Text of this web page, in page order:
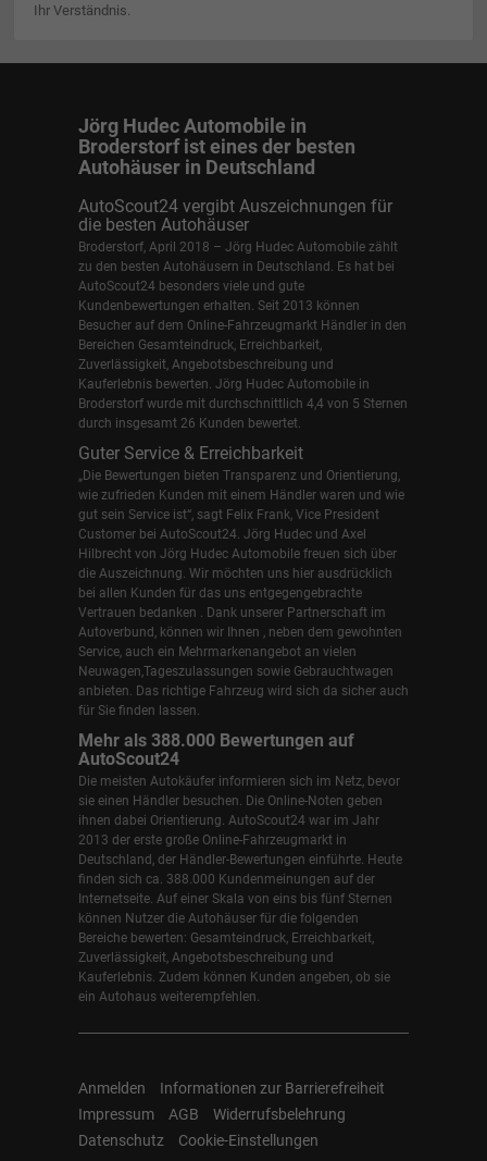
Ihr Verständnis.
Jörg Hudec Automobile in
Broderstorf ist eines der besten
Autohäuser in Deutschland
AutoScout24 vergibt Auszeichnungen für
die besten Autohäuser
Broderstorf, April 2018 – Jörg Hudec Automobile zählt
zu den besten Autohäusern in Deutschland. Es hat bei
AutoScout24 besonders viele und gute
Kundenbewertungen erhalten. Seit 2013 können
Besucher auf dem Online-Fahrzeugmarkt Händler in den
Bereichen Gesamteindruck, Erreichbarkeit,
Zuverlässigkeit, Angebotsbeschreibung und
Kauferlebnis bewerten. Jörg Hudec Automobile in
Broderstorf wurde mit durchschnittlich 4,4 von 5 Sternen
durch insgesamt 26 Kunden bewertet.
Guter Service & Erreichbarkeit
„Die Bewertungen bieten Transparenz und Orientierung,
wie zufrieden Kunden mit einem Händler waren und wie
gut sein Service ist“, sagt Felix Frank, Vice President
Customer bei AutoScout24. Jörg Hudec und Axel
Hilbrecht von Jörg Hudec Automobile freuen sich über
die Auszeichnung. Wir möchten uns hier ausdrücklich
bei allen Kunden für das uns entgegengebrachte
Vertrauen bedanken . Dank unserer Partnerschaft im
Autoverbund, können wir Ihnen , neben dem gewohnten
Service, auch ein Mehrmarkenangebot an vielen
Neuwagen,Tageszulassungen sowie Gebrauchtwagen
anbieten. Das richtige Fahrzeug wird sich da sicher auch
für Sie finden lassen.
Mehr als 388.000 Bewertungen auf
AutoScout24
Die meisten Autokäufer informieren sich im Netz, bevor
sie einen Händler besuchen. Die Online-Noten geben
ihnen dabei Orientierung. AutoScout24 war im Jahr
2013 der erste große Online-Fahrzeugmarkt in
Deutschland, der Händler-Bewertungen einführte. Heute
finden sich ca. 388.000 Kundenmeinungen auf der
Internetseite. Auf einer Skala von eins bis fünf Sternen
können Nutzer die Autohäuser für die folgenden
Bereiche bewerten: Gesamteindruck, Erreichbarkeit,
Zuverlässigkeit, Angebotsbeschreibung und
Kauferlebnis. Zudem können Kunden angeben, ob sie
ein Autohaus weiterempfehlen.
Anmelden
Informationen zur Barrierefreiheit
Impressum
AGB
Widerrufsbelehrung
Datenschutz
Cookie-Einstellungen